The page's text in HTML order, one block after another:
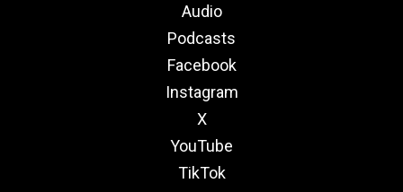
Audio
Podcasts
Facebook
Instagram
X
YouTube
TikTok